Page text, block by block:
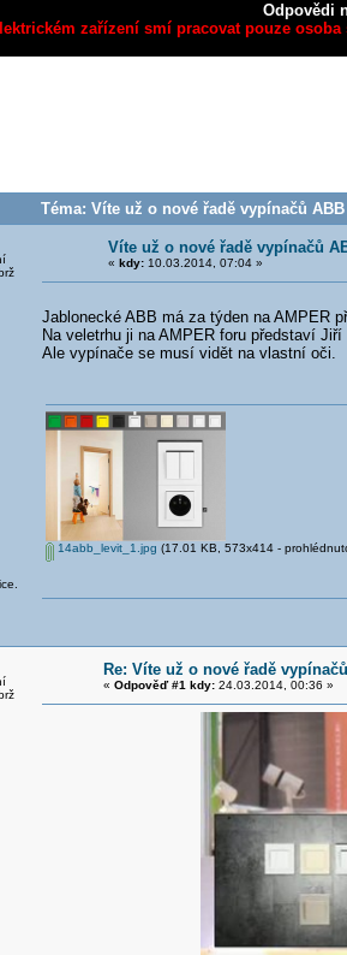
Odpovědi
zařízení smí pracovat pouze
Téma: Víte už o nové řadě vypínačů
Víte už o nové řadě vypínačů
« kdy:10.03.2014, 07:04 »
Jablonecké ABB má za týden na AMPER
Na veletrhu ji na AMPER foru představí Jiří
Ale vypínače se musí vidět na vlastní oči.
14abb_levit_1.jpg (17.01 KB, 573x414 -
Re: Víte už o nové řadě
« Odpověď #1 kdy:24.03.2014, 00:36 »